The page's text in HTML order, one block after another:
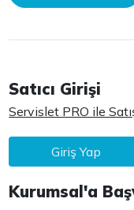
Satıcı Girişi
Servislet PRO ile
Giriş Yap
Kurumsal'a